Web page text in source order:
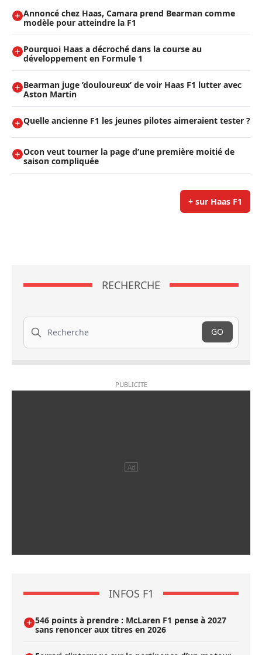
Annoncé chez Haas, Camara prend Bearman comme
modèle pour atteindre la F1
Pourquoi Haas a décroché dans la course au
développement en Formule 1
Bearman juge ’douloureux’ de voir Haas F1 lutter avec
Aston Martin
Quelle ancienne F1 les jeunes pilotes aimeraient tester ?
Ocon veut tourner la page d’une première moitié de
saison compliquée
+ sur Haas F1
RECHERCHE
Recherche
GO
INFOS F1
546 points à prendre : McLaren F1 pense à 2027
sans renoncer aux titres en 2026